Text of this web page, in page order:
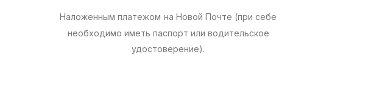
Наложенным платежом на Новой Почте (при себе
необходимо иметь паспорт или водительское
удостоверение).